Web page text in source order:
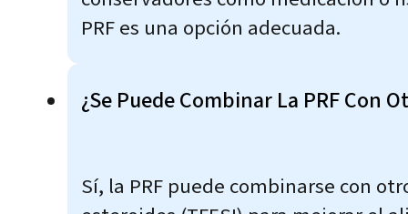
PRF es una opción adecuada.
¿Se Puede Combinar La PRF Con
Sí, la PRF puede combinarse con